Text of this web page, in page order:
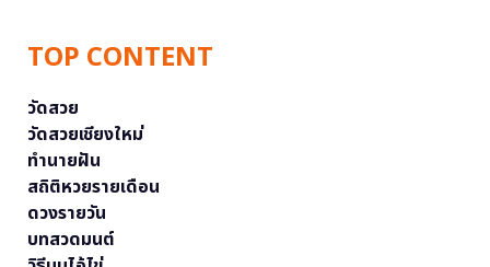
TOP CONTENT
วัดสวย
วัดสวยเชียงใหม่
ทำนายฝัน
สถิติหวยรายเดือน
ดวงรายวัน
บทสวดมนต์